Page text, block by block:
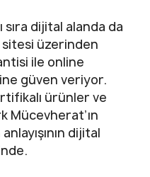
sıra dijital alanda da
üzerinden
ile online
güven veriyor.
ürünler ve
Mücevherat’ın
dijital